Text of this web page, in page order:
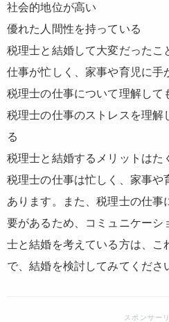
社会的地位が高い
優れた人間性を持っている
税理士と結婚して大変だったこ
仕事が忙しく、家事や育児に手
税理士の仕事について理解して
税理士の仕事のストレスを理解
る
税理士と結婚するメリットはた
税理士の仕事は忙しく、家事や
あります。また、税理士の仕事
要があるため、コミュニケーシ
士と結婚を考えている方は、こ
で、結婚を検討してみてくださ